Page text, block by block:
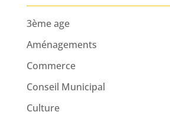
3ème age
Aménagements
Commerce
Conseil Municipal
Culture